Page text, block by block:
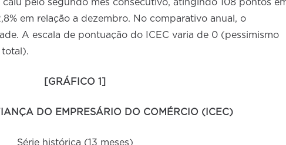
caiu pelo segundo mês consecutivo, atingindo 108 pontos
em relação a dezembro. No comparativo anual, o
A escala de pontuação do ICEC varia de 0 (pessimismo
[GRÁFICO 1]
DO EMPRESÁRIO DO COMÉRCIO (ICEC)
Série histórica (13 meses)